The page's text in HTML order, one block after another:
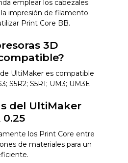
emplear los cabezales
impresión de filamento
Print Core BB.
3D
UltiMaker es compatible
S5R2; S5R1; UM3; UM3E
del UltiMaker
los Print Core entre
de materiales para un